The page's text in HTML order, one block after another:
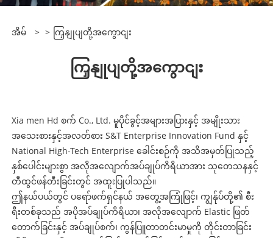
အိမ် > > ကြှနျုပျတို့အကွောငျး
ကြှနျုပျတို့အကွောငျး
Xia men Hd စက် Co., Ltd. မူပိုင်ခွင့်အများအပြားနှင့် အမျိုးသား
အသေးစားနှင့်အလတ်စား S&T Enterprise Innovation Fund နှင့်
National High-Tech Enterprise ခေါင်းစဉ်ကို အသိအမှတ်ပြုသည့်
နှစ်ပေါင်းများစွာ အလိုအလျောက်အပ်ချုပ်ကိရိယာအား သုတေသနနှင့်
တီထွင်ဖန်တီးခြင်းတွင် အထူးပြုပါသည်။
ဤနယ်ပယ်တွင် ပရော်ဖက်ရှင်နယ် အတွေ့အကြုံဖြင့်၊ ကျွန်ုပ်တို့၏ စီး
ရီးတစ်ခုသည် အပိုအပ်ချုပ်ကိရိယာ၊ အလိုအလျောက် Elastic ဖြတ်
တောက်ခြင်းနှင့် အပ်ချုပ်စက်၊ ကွန်ပြူတာတင်းမာမှုကို တိုင်းတာခြင်း